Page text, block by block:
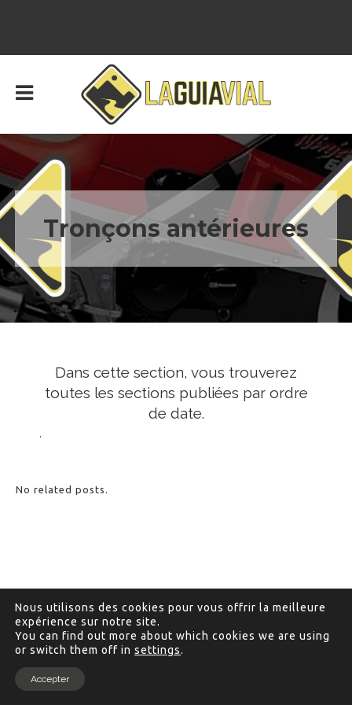
Tronçons antérieures
Dans cette section, vous trouverez
toutes les sections publiées par ordre
de date.
.
No related posts.
Nous utilisons des cookies pour vous offrir la meilleure
expérience sur notre site.
You can find out more about which cookies we are using
or switch them off in settings.
Accepter